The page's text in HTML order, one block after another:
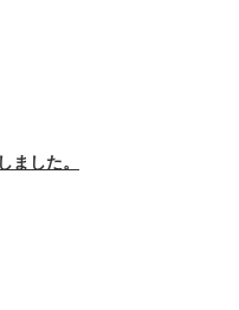
ました。